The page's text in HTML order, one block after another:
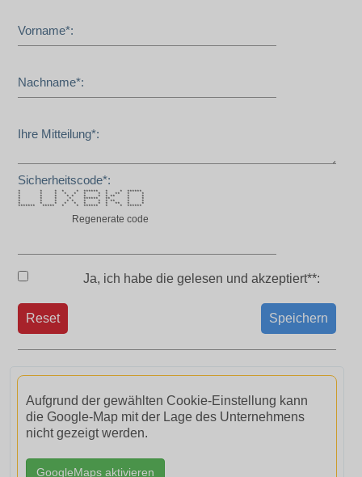
Vorname*:
Nachname*:
Ihre Mitteilung*:
Sicherheitscode*:
* * * * * ****** * * ******
* * * * * * * * ** * *
* * * * * * * * ** * *
* * * * ****** ** * *
* * * * * * * * ** * *
* * * * * * * * ** * *
******* ***** * * ****** * * ******
Regenerate code
Ja, ich habe die gelesen und akzeptiert**:
Speichern
Reset
Aufgrund der gewählten Cookie-Einstellung kann
die Google-Map mit der Lage des Unternehmens
nicht gezeigt werden.
GoogleMaps aktivieren